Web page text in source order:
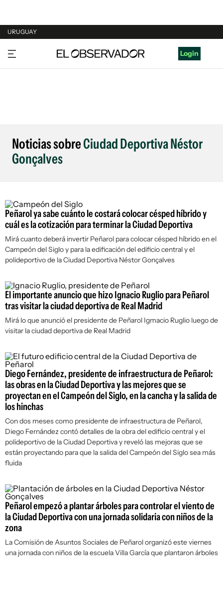
URUGUAY
URUGUAY
ARGENTINA
Login
Noticias sobreCiudad Deportiva Néstor
Gonçalves
Peñarol ya sabe cuánto le costará colocar césped híbrido y
cuál es la cotización para terminar la Ciudad Deportiva
Mirá cuanto deberá invertir Peñarol para colocar césped híbrido en el
Campeón del Siglo y para la edificación del edificio central y el
polideportivo de la Ciudad Deportiva Néstor Gonçalves
El importante anuncio que hizo Ignacio Ruglio para Peñarol
tras visitar la ciudad deportiva de Real Madrid
Mirá lo que anunció el presidente de Peñarol Igmacio Ruglio luego de
visitar la ciudad deportiva de Real Madrid
Diego Fernández, presidente de infraestructura de Peñarol:
las obras en la Ciudad Deportiva y las mejores que se
proyectan en el Campeón del Siglo, en la cancha y la salida de
los hinchas
Con dos meses como presidente de infraestructura de Peñarol,
Diego Fernández contó detalles de la obra del edificio central y el
polideportivo de la Ciudad Deportiva y reveló las mejoras que se
están proyectando para que la salida del Campeón del Siglo sea más
fluida
Peñarol empezó a plantar árboles para controlar el viento de
la Ciudad Deportiva con una jornada solidaria con niños de la
zona
La Comisión de Asuntos Sociales de Peñarol organizó este viernes
una jornada con niños de la escuela Villa García que plantaron árboles